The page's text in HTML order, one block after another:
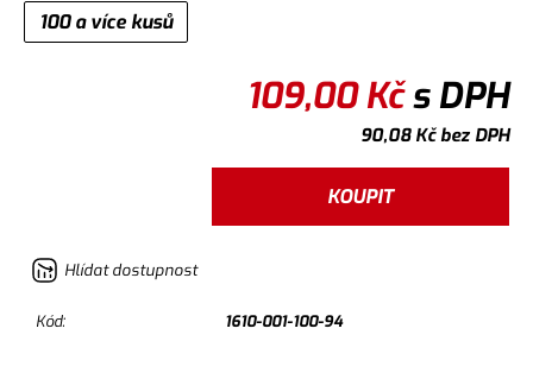
100 a více kusů
109,00Kčs DPH
90,08Kčbez DPH
KOUPIT
Hlídat dostupnost
Kód: 1610-001-100-94